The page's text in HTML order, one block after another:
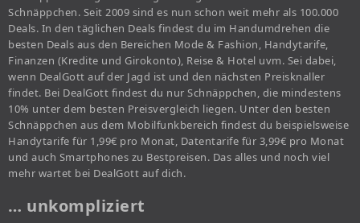
Schnäppchen. Seit 2009 sind es nun schon weit mehr als 100.000
Deals. In den täglichen Deals findest du im Handumdrehen die
besten Deals aus den Bereichen Mode & Fashion, Handytarife,
Finanzen (Kredite und Girokonto), Reise & Hotel uvm. Sei dabei,
wenn DealGott auf der Jagd ist und den nächsten Preisknaller
findet. Bei DealGott findest du nur Schnäppchen, die mindestens
10% unter dem besten Preisvergleich liegen. Unter den besten
Schnäppchen aus dem Mobilfunkbereich findest du beispielsweise
Handytarife für 1,99€ pro Monat, Datentarife für 3,99€ pro Monat
und auch Smartphones zu Bestpreisen. Das alles und noch viel
mehr wartet bei DealGott auf dich.
… unkompliziert